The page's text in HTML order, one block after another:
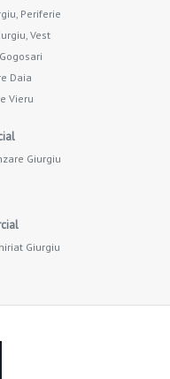
Periferie
Vest
Daia
Vieru
Giurgiu
Giurgiu